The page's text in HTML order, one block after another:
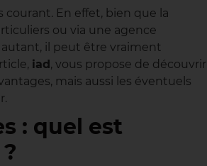
courant. En effet, bien que la
ou via une agence
il peut être vraiment
iad, vous propose de découvrir
mais aussi les éventuels
: quel est